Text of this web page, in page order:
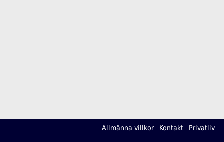
Allmänna villkor Kontakt Privatliv